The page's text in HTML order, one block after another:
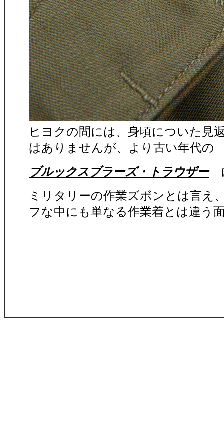
ヒヨクの間には、身頃についた見
はありませんが、より古い年代の
ブルックスブラーズ・トラウザー
ミリタリーの作業ズボンとは言え
フな中にも単なる作業着とは違う